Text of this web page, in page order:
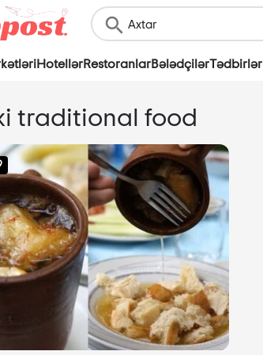
HotellərRestoranlarBələdçilərTədbirlər
traditional food